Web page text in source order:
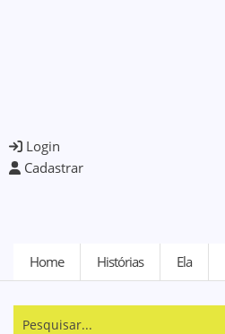
Login
Cadastrar
Home Histórias Ela